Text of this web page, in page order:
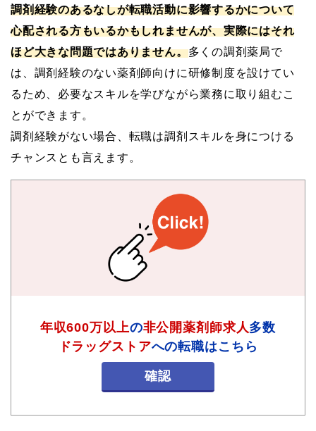
調剤経験のあるなしが転職活動に影響するかについて
心配される方もいるかもしれませんが、実際にはそれ
ほど大きな問題ではありません。多くの調剤薬局で
は、調剤経験のない薬剤師向けに研修制度を設けてい
るため、必要なスキルを学びながら業務に取り組むこ
とができます。
調剤経験がない場合、転職は調剤スキルを身につける
チャンスとも言えます。
年収600万以上の非公開薬剤師求人多数
ドラッグストアへの転職はこちら
確認